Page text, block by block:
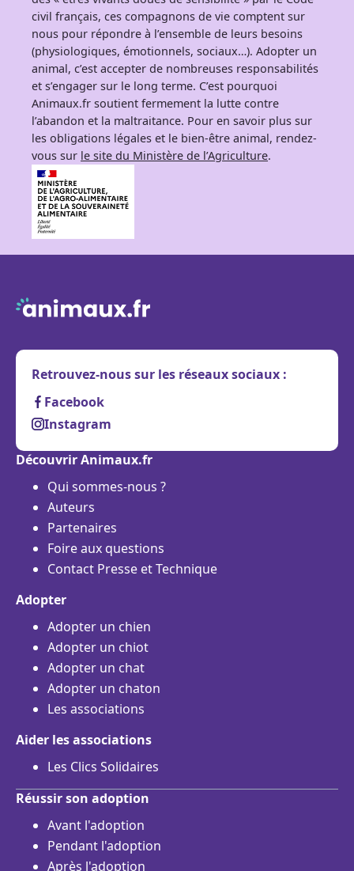
civil français, ces compagnons de vie comptent sur
nous pour répondre à l’ensemble de leurs besoins
(physiologiques, émotionnels, sociaux…). Adopter un
animal, c’est accepter de nombreuses responsabilités
et s’engager sur le long terme. C’est pourquoi
Animaux.fr soutient fermement la lutte contre
l’abandon et la maltraitance. Pour en savoir plus sur
les obligations légales et le bien-être animal, rendez-
vous sur le site du Ministère de l’Agriculture.
Retrouvez-nous sur les réseaux sociaux :
Facebook
Instagram
Découvrir Animaux.fr
Qui sommes-nous ?
Auteurs
Partenaires
Foire aux questions
Contact Presse et Technique
Adopter
Adopter un chien
Adopter un chiot
Adopter un chat
Adopter un chaton
Les associations
Aider les associations
Les Clics Solidaires
Réussir son adoption
Avant l'adoption
Pendant l'adoption
Après l'adoption